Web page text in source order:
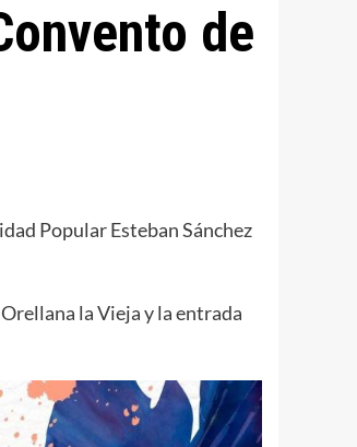
de
Popular Esteban Sánchez
la Vieja y la entrada